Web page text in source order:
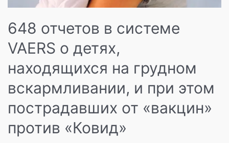
648 отчетов в системе
VAERS о детях,
находящихся на грудном
вскармливании, и при этом
пострадавших от «вакцин»
против «Ковид»